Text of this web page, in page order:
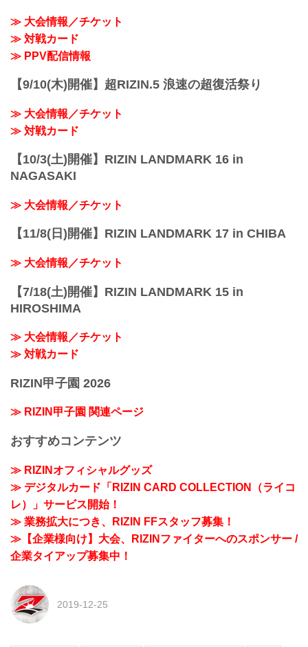
≫ 大会情報／チケット
≫ 対戦カード
≫ PPV配信情報
【9/10(木)開催】超RIZIN.5 浪速の超復活祭り
≫ 大会情報／チケット
≫ 対戦カード
【10/3(土)開催】RIZIN LANDMARK 16 in
NAGASAKI
≫ 大会情報／チケット
【11/8(日)開催】RIZIN LANDMARK 17 in CHIBA
≫ 大会情報／チケット
【7/18(土)開催】RIZIN LANDMARK 15 in
HIROSHIMA
≫ 大会情報／チケット
≫ 対戦カード
RIZIN甲子園 2026
≫ RIZIN甲子園 関連ページ
おすすめコンテンツ
≫ RIZINオフィシャルグッズ
≫ デジタルカード「RIZIN CARD COLLECTION（ライコ
レ）」サービス開始！
≫ 業務拡大につき、RIZIN FFスタッフ募集！
≫【企業様向け】大会、RIZINファイターへのスポンサー /
企業タイアップ募集中！
2019-12-25